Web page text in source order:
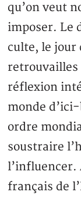
qu’on veut
imposer. Le
culte, le jour
retrouvailles
réflexion
monde
ordre
soustraire
l’influencer.
français de